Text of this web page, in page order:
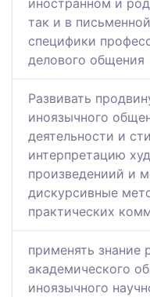
иностранном и
так и в
специфики
делового общения
Развивать
иноязычного
деятельности и
интерпретацию
произведениий и
дискурсивные
практических
применять знание
академического
иноязычного